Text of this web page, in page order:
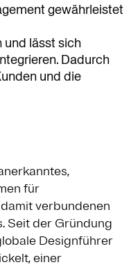
gewährleistet
lässt sich
Dadurch
und die
für
verbundenen
Seit der Gründung
Designführer
einer